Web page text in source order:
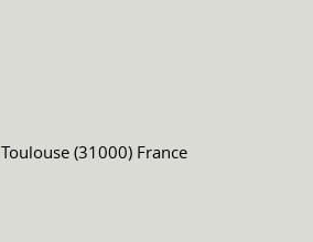
Toulouse (31000) France